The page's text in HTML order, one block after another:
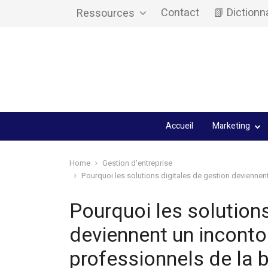
Ressources Contact 📗
Accueil Marketing
Home
Gestion d'entreprise
Pourquoi les solutions digitales de gestion
Pourquoi les
deviennent un
professionnels de la